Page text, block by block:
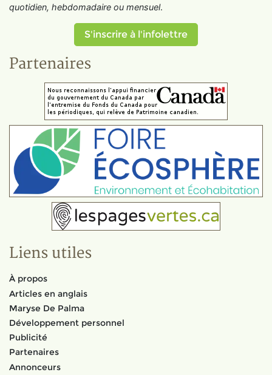
quotidien, hebdomadaire ou mensuel.
S'inscrire à l'infolettre
Partenaires
Liens utiles
À propos
Articles en anglais
Maryse De Palma
Développement personnel
Publicité
Partenaires
Annonceurs